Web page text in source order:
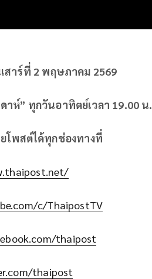
สาร์ที่ 2 พฤษภาคม 2569
ห์” ทุกวันอาทิตย์เวลา 19.00 น.
โพสต์ได้ทุกช่องทางที่
c/ThaipostTV
thaipost
thaipost